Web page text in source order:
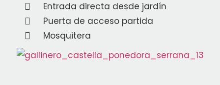
Entrada directa desde jardín
Puerta de acceso partida
Mosquitera